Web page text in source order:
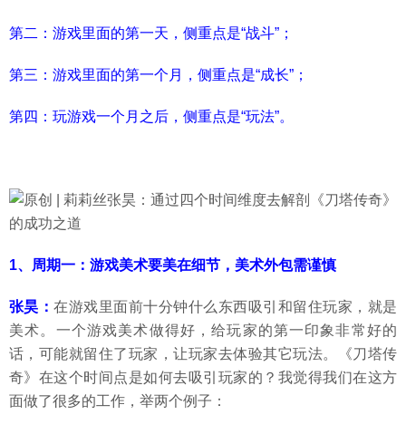
第二：游戏里面的第一天，侧重点是“战斗”；
第三：游戏里面的第一个月，侧重点是“成长”；
第四：玩游戏一个月之后，侧重点是“玩法”。
1、周期一：游戏美术要美在细节，美术外包需谨慎
张昊：在游戏里面前十分钟什么东西吸引和留住玩家，就是
美术。一个游戏美术做得好，给玩家的第一印象非常好的
话，可能就留住了玩家，让玩家去体验其它玩法。《刀塔传
奇》在这个时间点是如何去吸引玩家的？我觉得我们在这方
面做了很多的工作，举两个例子：